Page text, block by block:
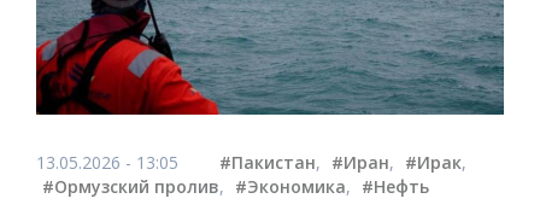
13.05.2026 - 13:05 #Пакистан, #Иран, #Ирак,
#Ормузский пролив, #Экономика, #Нефть